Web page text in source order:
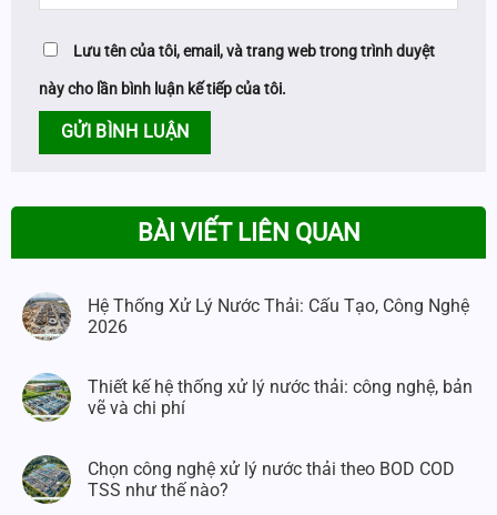
Lưu tên của tôi, email, và trang web trong trình duyệt
này cho lần bình luận kế tiếp của tôi.
BÀI VIẾT LIÊN QUAN
Hệ Thống Xử Lý Nước Thải: Cấu Tạo, Công Nghệ
2026
Thiết kế hệ thống xử lý nước thải: công nghệ, bản
vẽ và chi phí
Chọn công nghệ xử lý nước thải theo BOD COD
TSS như thế nào?